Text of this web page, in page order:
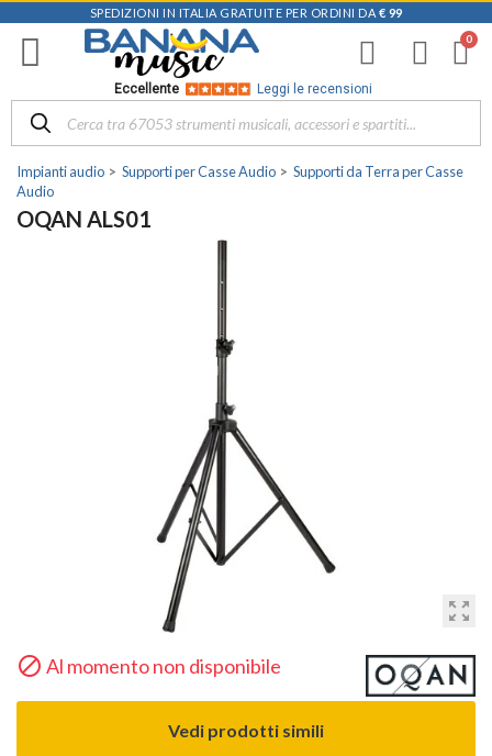
SPEDIZIONI IN ITALIA GRATUITE PER ORDINI DA € 99
Eccellente Leggi le recensioni
Impianti audio Supporti per Casse Audio
Supporti da Terra per Casse
Audio
OQAN ALS01
zoom_out_map
 Al momento non disponibile
Vedi prodotti simili